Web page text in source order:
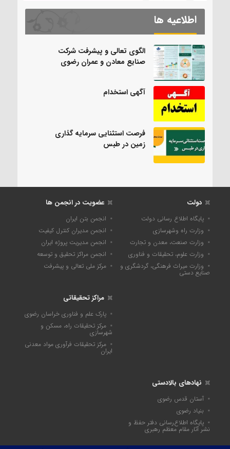
اطلاعیه ها
الگوی تعالی و پیشرفت شرکت
صنایع معادن و عمران رضوی
آگهی استخدام
فرصت استثنایی سرمایه گذاری
زمین در طبس
دولت
پایگاه اطلاع رسانی دولت
وزارت راه وشهرسازی
وزارت صنعت، معدن و تجارت
وزارت علوم، تحقیقات و فناوری
وزارت میراث فرهنگی، گردشگری و
صنایع دستی
عضویت در انجمن ها
انجمن بتن ایران
انجمن مدیران کنترل کیفیت
انجمن مدیریت پروژه ایران
انجمن مراکز تحقیق و توسعه
مرکز ملی تعالی و پیشرفت
مراکز تحقیقاتی
پارک علم و فناوری خراسان رضوی
مرکز تحقیقات راه، مسکن و
شهرسازی
مرکز تحقیقات فرآوری مواد معدنی
ایران
نهادهای بالادستی
آستان قدس رضوی
بنیاد رضوی
پايگاه اطلاع‌رسانی دفتر حفظ و
نشر آثار مقام معظم رهبری